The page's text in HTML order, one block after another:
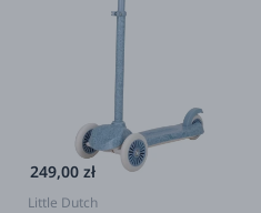
249,00 zł
Little Dutch